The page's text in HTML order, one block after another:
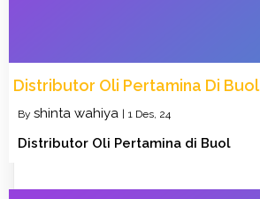
Distributor Oli Pertamina Di Buol
By shinta wahiya 1 Des, 24
Distributor Oli Pertamina di Buol